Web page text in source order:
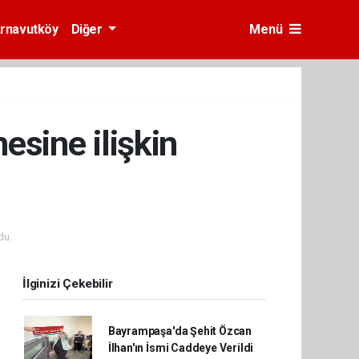
Diğer Menü
ilişkin
İlginizi Çekebilir
Bayrampaşa'da Şehit Özcan
İlhan'ın İsmi Caddeye Verildi